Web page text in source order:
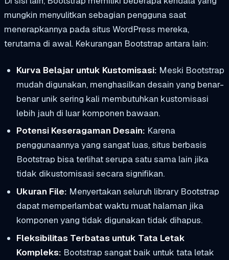
mungkin menyulitkan sebagian pengguna saat
menerapkannya pada situs WordPress mereka,
terutama di awal. Kekurangan Bootstrap antara lain:
Kurva Belajar untuk Kustomisasi: Meski Bootstrap
mudah digunakan, menghasilkan desain yang benar-
benar unik sering kali membutuhkan kustomisasi
lebih jauh di luar komponen bawaan.
Potensi Keseragaman Desain: Karena
penggunaannya yang sangat luas, situs berbasis
Bootstrap bisa terlihat serupa satu sama lain jika
tidak dikustomisasi secara signifikan.
Ukuran File: Menyertakan seluruh library Bootstrap
dapat memperlambat waktu muat halaman jika
komponen yang tidak digunakan tidak dihapus.
Fleksibilitas Terbatas untuk Tata Letak
Kompleks: Bootstrap sangat baik untuk tata letak